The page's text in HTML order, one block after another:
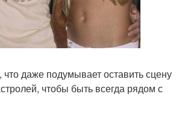
даже подумывает оставить сцену
чтобы быть всегда рядом с